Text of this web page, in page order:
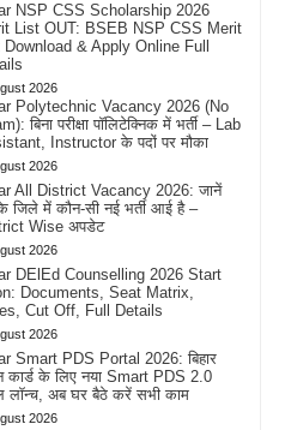
NSP CSS Scholarship 2026
List OUT: BSEB NSP CSS Merit
Download & Apply Online Full
2026
Polytechnic Vacancy 2026 (No
बिना परीक्षा पॉलिटेक्निक में भर्ती – Lab
Instructor के पदों पर मौका
2026
All District Vacancy 2026: जानें
जिले में कौन-सी नई भर्ती आई है –
Wise अपडेट
2026
DElEd Counselling 2026 Start
Documents, Seat Matrix,
Cut Off, Full Details
2026
Smart PDS Portal 2026: बिहार
कार्ड के लिए नया Smart PDS 2.0
लॉन्च, अब घर बैठे करें सभी काम
2026